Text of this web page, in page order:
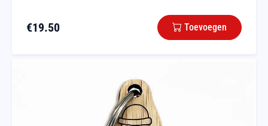
€19.50 Toevoegen